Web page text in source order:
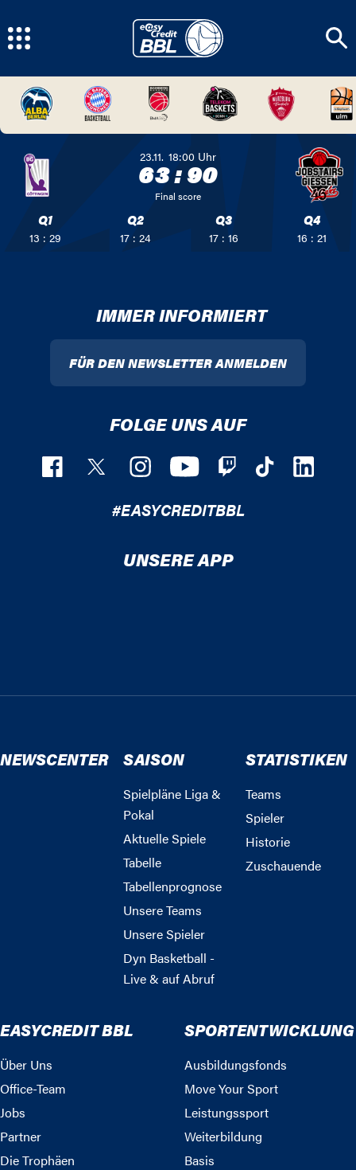
23.11. 18:00 Uhr
63:90
Final score
Q1
13 : 29
Q2
17 : 24
Q3
17 : 16
Q4
16 : 21
IMMER INFORMIERT
FÜR DEN NEWSLETTER ANMELDEN
FOLGE UNS AUF
#EASYCREDITBBL
UNSERE APP
NEWSCENTER SAISON
Spielpläne Liga &
Pokal
Aktuelle Spiele
Tabelle
Tabellenprognose
Unsere Teams
Unsere Spieler
Dyn Basketball -
Live & auf Abruf
STATISTIKEN
Teams
Spieler
Historie
Zuschauende
EASYCREDIT BBL
Über Uns
Office-Team
Jobs
Partner
Die Trophäen
SPORTENTWICKLUNG
Ausbildungsfonds
Move Your Sport
Leistungssport
Weiterbildung
Basis